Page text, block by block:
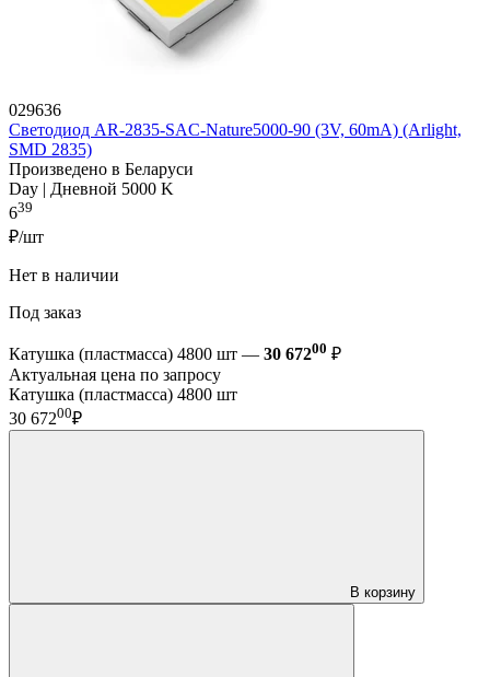
029636
Светодиод AR-2835-SAC-Nature5000-90 (3V, 60mA) (Arlight,
SMD 2835)
Произведено в Беларуси
Day | Дневной 5000 K
639
₽/шт
Нет в наличии
Под заказ
Катушка (пластмасса) 4800 шт — 30 67200 ₽
Актуальная цена по запросу
Катушка (пластмасса) 4800 шт
30 67200₽
В корзину